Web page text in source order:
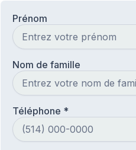
Prénom
Nom de famille
Téléphone *